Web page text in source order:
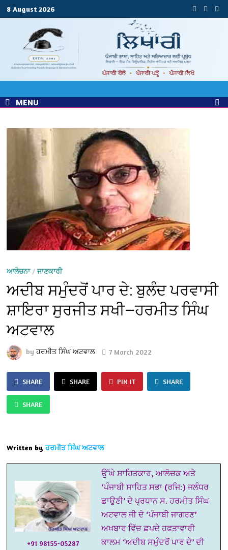
8 August 2026
MENU
ਆਲੋਚਨਾ/ਜਾਣਕਾਰੀ
ਅਦੀਬ ਸਮੁੰਦਰੋਂ ਪਾਰ ਦੇ: ਬੁਲੰਦ ਪਰਵਾਸੀ
ਸ਼ਾਇਰਾ ਸੁਰਜੀਤ ਸਖੀ—ਹਰਮੀਤ ਸਿੰਘ
ਅਟਵਾਲ
byਹਰਮੀਤ ਸਿੰਘ ਅਟਵਾਲ 7 March 2022
SHARE SHARE PIN IT SHARE
SHARE
Written by ਹਰਮੀਤ ਸਿੰਘ ਅਟਵਾਲ
+91 98155-05287
ਉੱਘੇ ਸਾਹਿਤਕਾਰ, ਆਲੋਚਕ ਅਤੇ
‘ਪੰਜਾਬੀ ਸਾਹਿਤ ਸਭਾ (ਰਜਿ:) ਜਲੰਧਰ
ਛਾਉਣੀ’ ਦੇ ਪ੍ਰਧਾਨ ਸ. ਹਰਮੀਤ ਸਿੰਘ
ਅਟਵਾਲ ਜੀ ਦੇ ‘ਪੰਜਾਬੀ ਜਾਗਰਣ’
ਅਖਬਾਰ ਵਿੱਚ ਛਪਦੇ ਹਫਤਾਵਾਰੀ
ਕਾਲਮ ‘ਅਦੀਬ ਸਮੁੰਦਰੋਂ ਪਾਰ ਦੇ’ ਦੀ